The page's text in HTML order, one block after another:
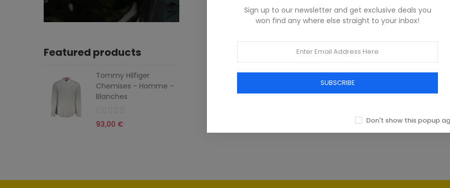
Featured products
Tommy Hilfiger
Chemises - Homme -
Blanches
93,00 €
Sign up to our newsletter and get exclusive deals you
won find any where else straight to your inbox!
SUBSCRIBE
Don't show this popup